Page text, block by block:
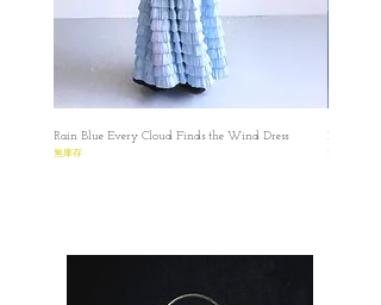
✿ Size: 44 x 39 cm
✿ Waist: Free Size (max. 106cm)
✿Collar length: 38 cm
Sample Vest in the Pictures:
Free Size
都是在陽光下直出，顏色偏黃，比較接近布
的衣服！
✿ Mikazuki Juliet Vest 是日和風格，質感飄
逸，搭配西裝也不違和，把和服套用在現代
服飾裹，跟Felice Dress 完美契合。
那麼濃重，非常適合作為冬天的打底，建議
清新！適合搭配裙子，布料質感柔軟。
Rain Blue Every Cloud Finds the Wind Dress
無庫存
Ivory
無庫存